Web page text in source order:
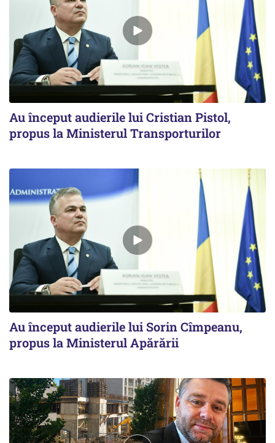
Au început audierile lui Cristian Pistol,
propus la Ministerul Transporturilor
Au început audierile lui Sorin Cîmpeanu,
propus la Ministerul Apărării